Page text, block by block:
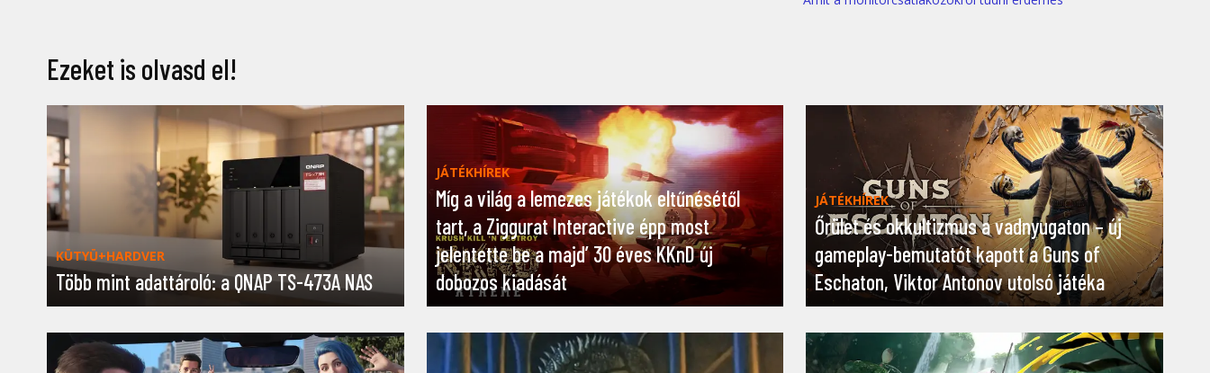
Ezeket is olvasd el!
KÜTYÜ+HARDVER
Több mint adattároló: a QNAP TS-473A NAS
JÁTÉKHÍREK
Míg a világ a lemezes játékok eltűnésétől
tart, a Ziggurat Interactive épp most
jelentette be a majd’ 30 éves KKnD új
dobozos kiadását
JÁTÉKHÍREK
Őrület és okkultizmus a vadnyugaton – új
gameplay-bemutatót kapott a Guns of
Eschaton, Viktor Antonov utolsó játéka